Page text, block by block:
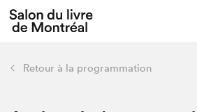
L'événement
retour
Retour à la programmation